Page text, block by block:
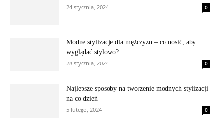
24 stycznia, 2024
0
Modne stylizacje dla mężczyzn – co nosić, aby
wyglądać stylowo?
28 stycznia, 2024
0
Najlepsze sposoby na tworzenie modnych stylizacji
na co dzień
5 lutego, 2024
0